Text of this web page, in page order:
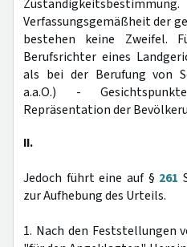
Verfassungsgemäßheit der
bestehen keine Zweifel.
Berufsrichter eines
als bei der Berufung von
a.a.O.) -
Repräsentation der
II.
Jedoch führt eine auf § 261
zur Aufhebung des Urteils.
1. Nach den Feststellungen